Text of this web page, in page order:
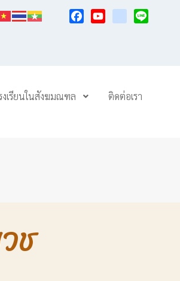
งเรียนในสังฆมณฑล ติดต่อเรา
ช